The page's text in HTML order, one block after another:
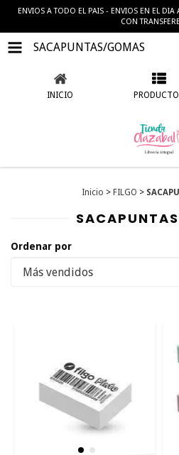
ENVIOS A TODO EL PAIS - ENVIOS EN EL
CON
SACAPUNTAS/GOMAS
INICIO
Inicio > FILGO >
Ordenar por